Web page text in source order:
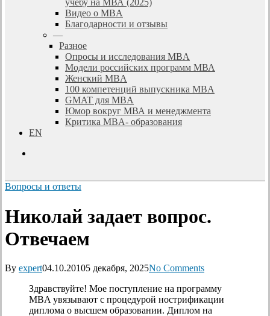
учебу на МВА (2025)
Видео о MBA
Благодарности и отзывы
—
Разное
Опросы и исследования MBA
Модели российских программ МВА
Женский MBA
100 компетенций выпускника MBA
GMAT для MBA
Юмор вокруг МВА и менеджмента
Критика MBA- образования
EN
Вопросы и ответы
Николай задает вопрос.
Отвечаем
By expert04.10.20105 декабря, 2025No Comments
Здравствуйте! Мое поступление на программу
MBA увязывают с процедурой нострификации
диплома о высшем образовании. Диплом на